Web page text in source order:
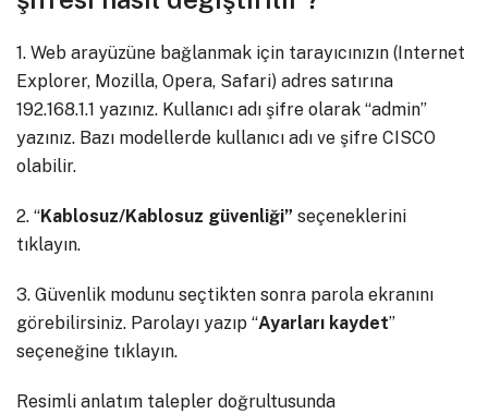
1. Web arayüzüne bağlanmak için tarayıcınızın (Internet
Explorer, Mozilla, Opera, Safari) adres satırına
192.168.1.1 yazınız. Kullanıcı adı şifre olarak “admin”
yazınız. Bazı modellerde kullanıcı adı ve şifre CISCO
olabilir.
2. “Kablosuz/Kablosuz güvenliği” seçeneklerini
tıklayın.
3. Güvenlik modunu seçtikten sonra parola ekranını
görebilirsiniz. Parolayı yazıp “Ayarları kaydet”
seçeneğine tıklayın.
Resimli anlatım talepler doğrultusunda